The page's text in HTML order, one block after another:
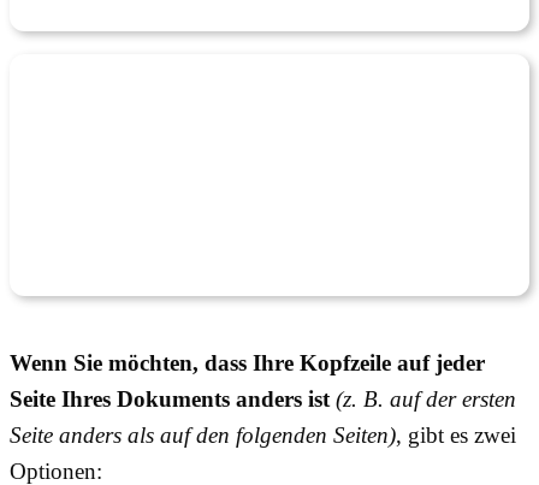
Wenn Sie möchten, dass Ihre Kopfzeile auf jeder
Seite Ihres Dokuments anders ist (z. B. auf der ersten
Seite anders als auf den folgenden Seiten), gibt es zwei
Optionen: